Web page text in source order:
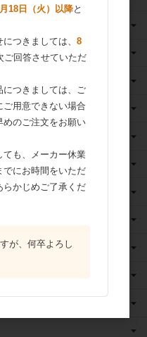
18日（火）以降と
つきましては、 8
ご回答させていただ
につきましては、ご
ご用意できない場合
めのご注文をお願い
ても、メーカー休業
でにお時間をいただ
らかじめご了承くだ
が、何卒よろし